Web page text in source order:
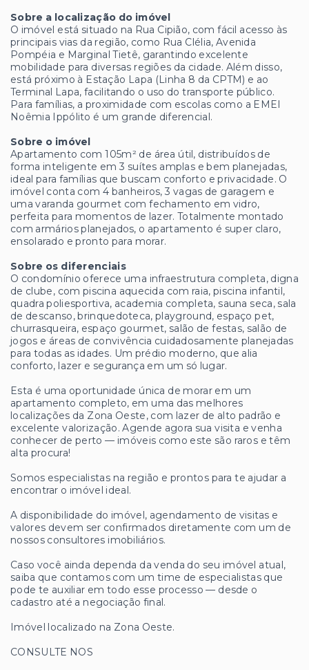
Sobre a localização do imóvel
O imóvel está situado na Rua Cipião, com fácil acesso às
principais vias da região, como Rua Clélia, Avenida
Pompéia e Marginal Tietê, garantindo excelente
mobilidade para diversas regiões da cidade. Além disso,
está próximo à Estação Lapa (Linha 8 da CPTM) e ao
Terminal Lapa, facilitando o uso do transporte público.
Para famílias, a proximidade com escolas como a EMEI
Noêmia Ippólito é um grande diferencial.
Sobre o imóvel
Apartamento com 105m² de área útil, distribuídos de
forma inteligente em 3 suítes amplas e bem planejadas,
ideal para famílias que buscam conforto e privacidade. O
imóvel conta com 4 banheiros, 3 vagas de garagem e
uma varanda gourmet com fechamento em vidro,
perfeita para momentos de lazer. Totalmente montado
com armários planejados, o apartamento é super claro,
ensolarado e pronto para morar.
Sobre os diferenciais
O condomínio oferece uma infraestrutura completa, digna
de clube, com piscina aquecida com raia, piscina infantil,
quadra poliesportiva, academia completa, sauna seca, sala
de descanso, brinquedoteca, playground, espaço pet,
churrasqueira, espaço gourmet, salão de festas, salão de
jogos e áreas de convivência cuidadosamente planejadas
para todas as idades. Um prédio moderno, que alia
conforto, lazer e segurança em um só lugar.
Esta é uma oportunidade única de morar em um
apartamento completo, em uma das melhores
localizações da Zona Oeste, com lazer de alto padrão e
excelente valorização. Agende agora sua visita e venha
conhecer de perto — imóveis como este são raros e têm
alta procura!
Somos especialistas na região e prontos para te ajudar a
encontrar o imóvel ideal.
A disponibilidade do imóvel, agendamento de visitas e
valores devem ser confirmados diretamente com um de
nossos consultores imobiliários.
Caso você ainda dependa da venda do seu imóvel atual,
saiba que contamos com um time de especialistas que
pode te auxiliar em todo esse processo — desde o
cadastro até a negociação final.
Imóvel localizado na Zona Oeste.
CONSULTE NOS